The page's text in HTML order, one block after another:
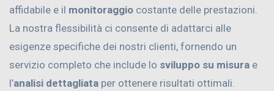
affidabile e il monitoraggio costante delle prestazioni.
La nostra flessibilità ci consente di adattarci alle
esigenze specifiche dei nostri clienti, fornendo un
servizio completo che include lo sviluppo su misura e
l’analisi dettagliata per ottenere risultati ottimali.